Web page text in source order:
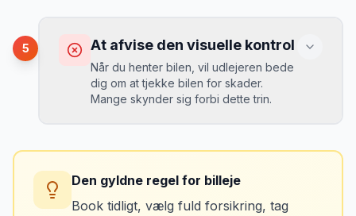
Du risikerer at køre forkert for at undgå
bomveje, eller at betale med kontanter
ved hver bom (langsommere og dyrere).
uge og sparer tid og besvær.
5 At afvise den visuelle kontrol
Når du henter bilen, vil udlejeren bede
dig om at tjekke bilen for skader.
Mange skynder sig forbi dette trin.
var der før du fik bilen.
Den gyldne regel for billeje
Book tidligt, vælg fuld forsikring, tag